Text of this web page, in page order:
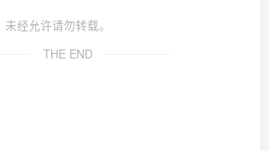
经允许请勿转载。
THE END